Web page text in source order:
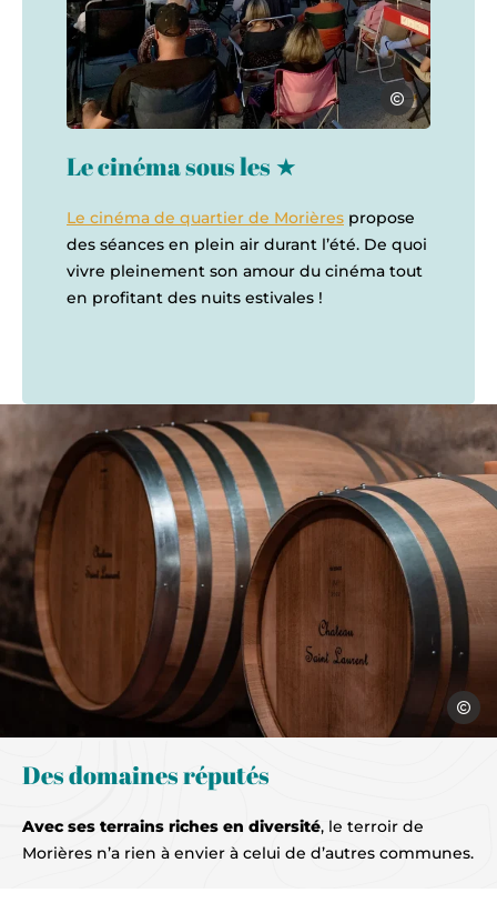
Marck Romano
Le cinéma sous les ★
Le cinéma de quartier de Morières propose
des séances en plein air durant l’été. De quoi
vivre pleinement son amour du cinéma tout
en profitant des nuits estivales !
Des domaines réputés
Avec ses terrains riches en diversité, le terroir de
Morières n’a rien à envier à celui de d’autres communes.